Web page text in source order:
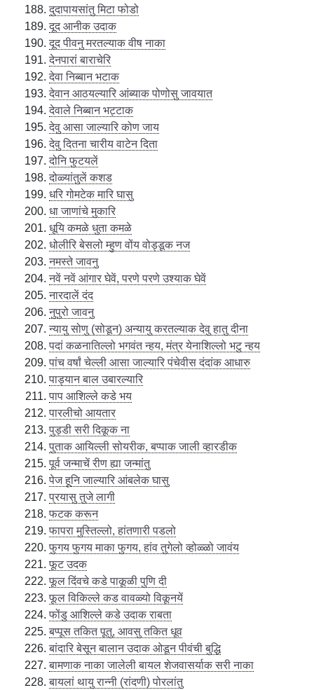
दुदापायसांतु मिटा फोडो
दूद आनीक उदाक
दूद पीवनु मरतल्याक वीष नाका
देनपारां बाराचेरि
देवा निब्बान भटाक
देवान आठयल्यारि आंब्याक पोणोसु जावयात
देवाले निब्बान भट्टाक
देवु आसा जाल्यारि कोण जाय
देवु दितना चारीय वाटेन दिता
दोनि फुटयलें
दोळ्यांतुलें कशड
धरि गोमटेक मारि घासु
धा जाणांचे मुकारि
धूयि कमळे धुता कमळे
धोलीरि बेसलो म्हुण वोंय वोड्डूक नज
नमस्ते जावनु
नवें नवें आंगार घेवें, परणे परणे उश्याक घेवें
नारदालें दंद
नुपुरो जावनु
न्यायु सोणु (सोडून) अन्यायु करतल्याक देवु हातु दीना
पदां कळनातिल्लो भगवंत न्हय, मंत्र येनाशिल्लो भटु न्हय
पांच वर्षां चेल्ली आसा जाल्यारि पंचेवीस दंदांक आधारु
पाड्यान बाल उबारल्यारि
पाप आशिल्ले कडे भय
पारलीचो आयतार
पुड्डी सरी दिकूक ना
पुताक आयिल्ली सोयरीक, बप्पाक जाली व्हारडीक
पूर्व जन्माचें रीण ह्या जन्मांतु
पेज हूनि जाल्यारि आंबलेक घासु
प्रयासु तुजे लागी
फटक करून
फापरा मुस्तिल्लो, हांतणारी पडलो
फुगय फुगय माका फुगय, हांव तुगेलो व्होळ्ळो जावंय
फूट उदक
फूल दिंवचे कडे पाकूळी पुणि दी
फूल विकिल्ले कड वावळ्यो विकूनयें
फोंडु आशिल्ले कडे उदाक राबता
बप्पूस तकित पूतु, आवसु तकित धूव
बांदारि बेसून बालान उदाक ओडून पीवंची बुद्धि
बामणाक नाका जालेली बायल शेजवासर्याक सरी नाका
बायलां थायु रान्नी (रांदणी) पोरलांतु